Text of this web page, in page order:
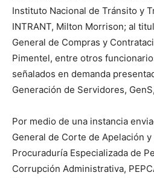
Instituto Nacional de Tránsito y
INTRANT, Milton Morrison; al
General de Compras y
Pimentel, entre otros
señalados en demanda
Generación de Servidores,
Por medio de una instancia
General de Corte de Apelación
Procuraduría Especializada de
Corrupción Administrativa,